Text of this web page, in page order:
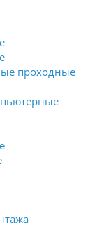
проходные